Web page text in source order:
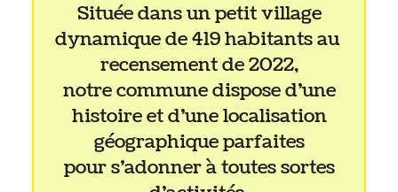
Située dans un petit village
dynamique de 419 habitants au
recensement de 2022,
notre commune dispose d’une
histoire et d’une localisation
géographique parfaites
pour s’adonner à toutes sortes